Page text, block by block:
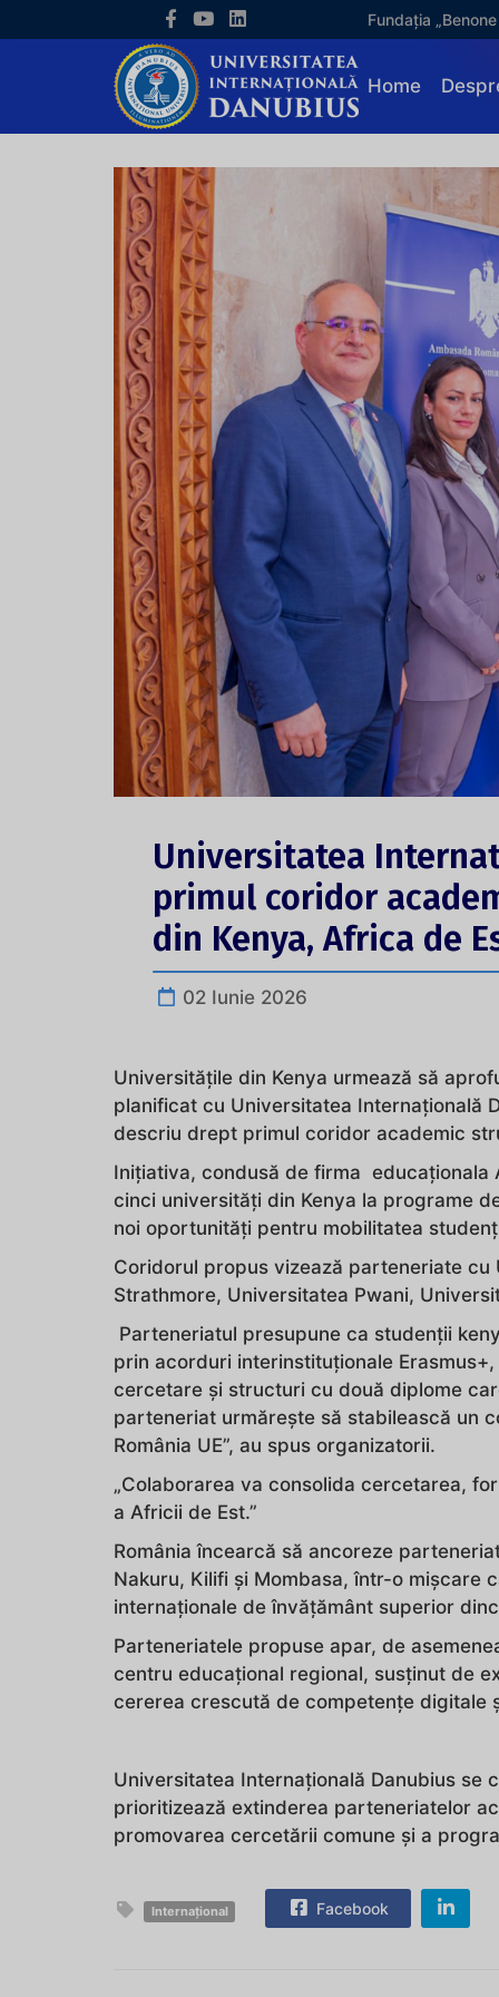
Fundația
Home
Universitatea
primul coridor
din Kenya, Africa de
02 Iunie 2026
Universitățile din Kenya urmează să
planificat cu Universitatea Internațională
descriu drept primul coridor academic
Inițiativa, condusă de firma educaționala
cinci universități din Kenya la programe
noi oportunități pentru mobilitatea
Coridorul propus vizează parteneriate cu
Strathmore, Universitatea Pwani,
Parteneriatul presupune ca studenții
prin acorduri interinstituționale
cercetare și structuri cu două diplome
parteneriat urmărește să stabilească un
România UE”, au spus organizatorii.
„Colaborarea va consolida cercetarea,
a Africii de Est.”
România încearcă să ancoreze
Nakuru, Kilifi și Mombasa, într-o mișcare
internaționale de învățământ superior
Parteneriatele propuse apar, de
centru educațional regional, susținut de
cererea crescută de competențe digitale
Universitatea Internațională Danubius se
prioritizează extinderea parteneriatelor
promovarea cercetării comune și a
Internațional Facebook